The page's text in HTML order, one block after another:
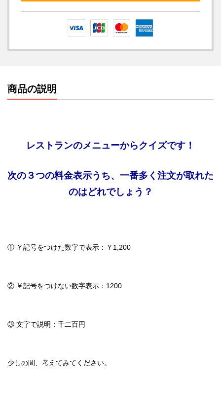
商品の説明
レストランのメニューからクイズです！
次の３つの料金表示うち、一番多く注文が取れた
のはどれでしょう？
① ￥記号をつけた数字で表示：￥1,200
② ￥記号をつけない数字表示：1200
③ 文字で説明：千二百円
少しの間、考えてみてください。